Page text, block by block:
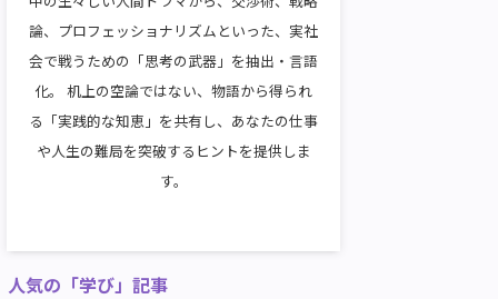
論、プロフェッショナリズムといった、実社
会で戦うための「思考の武器」を抽出・言語
化。 机上の空論ではない、物語から得られ
る「実践的な知恵」を共有し、あなたの仕事
や人生の難局を突破するヒントを提供しま
す。
人気の「学び」記事